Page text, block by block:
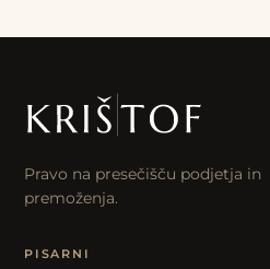
Pravo na presečišču podjetja in
premoženja.
PISARNI